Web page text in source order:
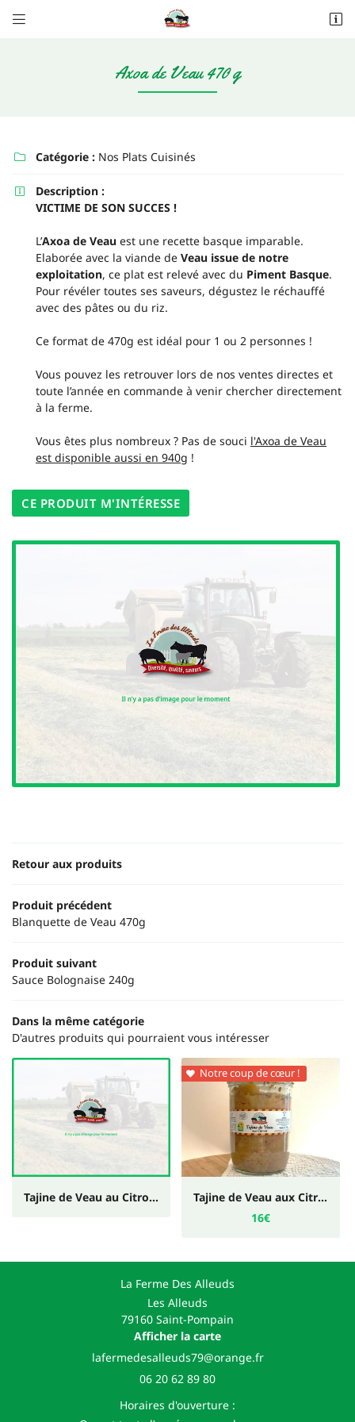

ACCUEIL
AVIS
CONTACT

Une
06 20 62 89
Adresse email de réception
Recopier le code ci-contre
l'adresse email indiqué ci-dessus. Vous pouvez vous désinscrire à tout moment en
utilisantle formulaire de désinscription
Axoa de Veau 470 g
 Catégorie : Nos Plats Cuisinés

Description :
VICTIME DE SON SUCCES !
L’Axoa de Veau est une recette basque imparable.
Elaborée avec la viande de Veau issue de notre
exploitation, ce plat est relevé avec du Piment Basque.
Pour révéler toutes ses saveurs, dégustez le réchauffé
avec des pâtes ou du riz.
Ce format de 470g est idéal pour 1 ou 2 personnes !
Vous pouvez les retrouver lors de nos ventes directes et
toute l’année en commande à venir chercher directement
à la ferme.
Vous êtes plus nombreux ? Pas de souci l'Axoa de Veau
est disponible aussi en 940g !
CE PRODUIT M'INTÉRESSE
Retour aux produits
Produit précédent
Blanquette de Veau 470g
Produit suivant
Sauce Bolognaise 240g
Dans la même catégorie
D'autres produits qui pourraient vous intéresser
Tajine de Veau au Citron 470g
 Notre coup de cœur !
Tajine de Veau aux Citrons 750g
16€
La Ferme Des Alleuds
Les Alleuds
79160 Saint-Pompain
Afficher la carte
06 20 62 89 80
Horaires d'ouverture :